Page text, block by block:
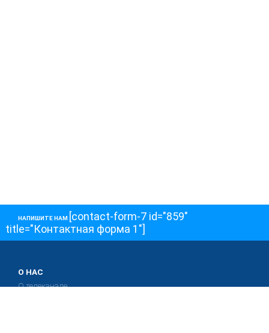
О НАС
О телеканале
НАПИШИТЕ НАМ [contact-form-7 id="859"
title="Контактная форма 1"]